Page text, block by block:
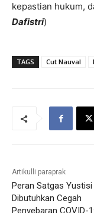
kepastian hukum,
Dafistri)
TAGS Cut Nauval
Artikulli paraprak
Peran Satgas
Dibutuhkan Cegah
Penyebaran COVID-